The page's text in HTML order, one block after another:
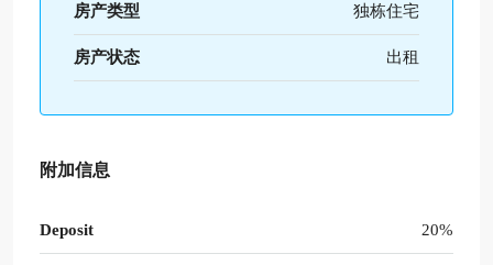
房产类型 独栋住宅
房产状态 出租
附加信息
Deposit 20%